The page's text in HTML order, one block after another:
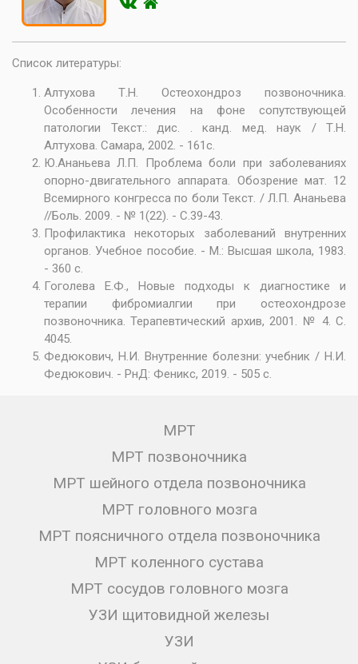
Список литературы:
Алтухова Т.Н. Остеохондроз позвоночника.
Особенности лечения на фоне сопутствующей
патологии Текст.: дис. . канд. мед. наук / Т.Н.
Алтухова. Самара, 2002. - 161с.
Ю.Ананьева Л.П. Проблема боли при заболеваниях
опорно-двигательного аппарата. Обозрение мат. 12
Всемирного конгресса по боли Текст. / Л.П. Ананьева
//Боль. 2009. - № 1(22). - С.39-43.
Профилактика некоторых заболеваний внутренних
органов. Учебное пособие. - М.: Высшая школа, 1983.
- 360 c.
Гоголева Е.Ф., Новые подходы к диагностике и
терапии фибромиалгии при остеохондрозе
позвоночника. Терапевтический архив, 2001. № 4. С.
4045.
Федюкович, Н.И. Внутренние болезни: учебник / Н.И.
Федюкович. - РнД: Феникс, 2019. - 505 c.
МРТ
МРТ позвоночника
МРТ шейного отдела позвоночника
МРТ головного мозга
МРТ поясничного отдела позвоночника
МРТ коленного сустава
МРТ сосудов головного мозга
УЗИ щитовидной железы
УЗИ